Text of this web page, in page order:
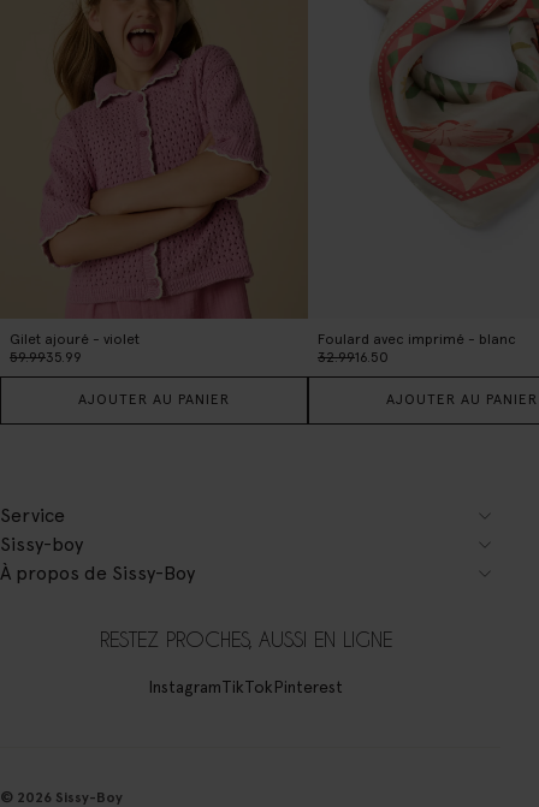
Gilet ajouré - violet
59.9935.99
AJOUTER AU PANIER
Foulard avec imprimé - blanc
32.9916.50
AJOUTER AU PANIER
Service
Sissy-boy
À propos de Sissy-Boy
RESTEZ PROCHES, AUSSI EN LIGNE
InstagramTikTokPinterest
© 2026 Sissy-Boy